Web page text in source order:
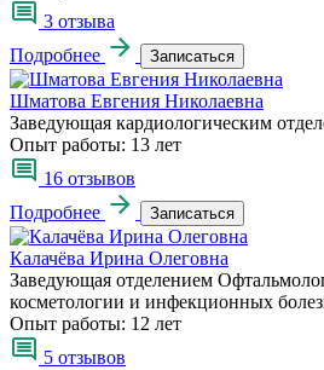
3 отзыва
Подробнее
Записаться
Шматова Евгения Николаевна
Заведующая кардиологическим
Опыт работы: 13 лет
16 отзывов
Подробнее
Записаться
Калачёва Ирина Олеговна
Заведующая отделением
косметологии и инфекционных
Опыт работы: 12 лет
5 отзывов